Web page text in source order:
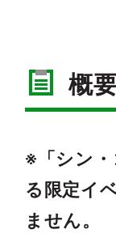
概
※「シン
る限定イ
ません。